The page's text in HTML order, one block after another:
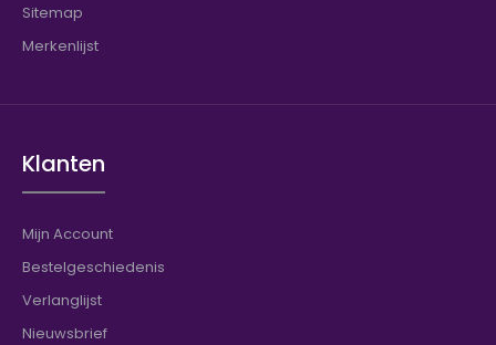
Sitemap
Merkenlijst
Klanten
Mijn Account
Bestelgeschiedenis
Verlanglijst
Nieuwsbrief